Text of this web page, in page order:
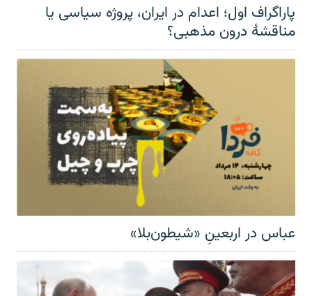
پاراگراف اول؛ اعدام در ایران، پروژه سیاسی یا
مناقشهٔ درون مذهبی؟
عباس در اربعینِ «شیطون‌بلا»